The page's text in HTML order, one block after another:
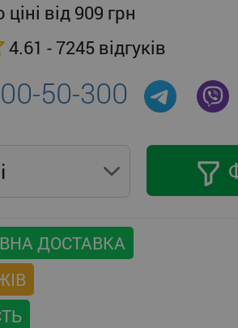
від 909 грн
4.61 - 7245 відгуків
50-300
ДОСТАВКА